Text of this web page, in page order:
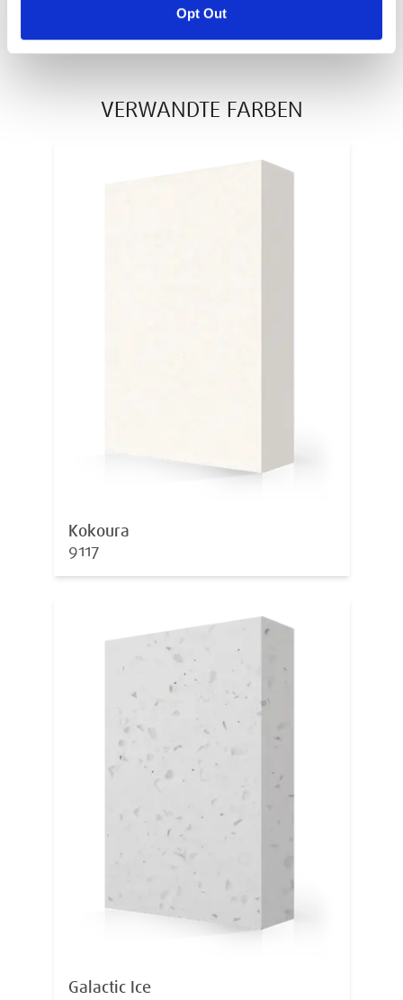
Opt Out
VERWANDTE FARBEN
Kokoura
9117
Galactic Ice